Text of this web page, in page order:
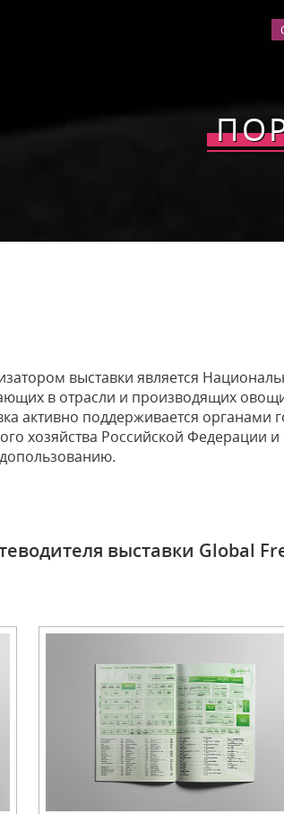
выставки является
в отрасли и производящих
активно поддерживается органами
хозяйства Российской Федерации
выставки Global